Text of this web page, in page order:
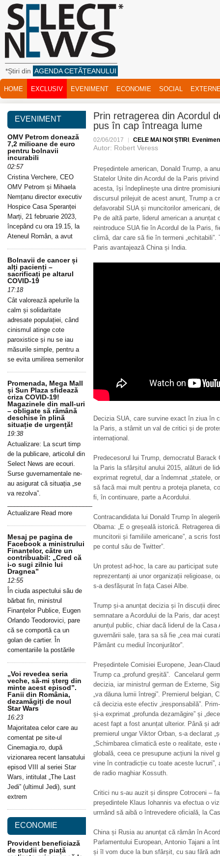
*Știri din AGENDA CETĂȚEANULUI
HOME EXCLUSIV EVENIMENT ECONOMIE SOCIAL
Prin retragerea din Acordul
pus în cap întreaga lume
02/06/2017 CELE MAI NOI ȘTIRI ,
Autor: Robert Veress
Președintele american, Donald Trump, a
Statelor Unite din Acordul de la Paris
acesta, își îndeplinește una dintre
discursul prilejuit de acest anunț, Trump a
defavorabil SUA și muncitorilor americani,
Pe de altă parte, liderul american a anunțat
reintroduce SUA fie în Acordul de la Paris,
climă, dar care să fie în termeni
Paris avantajează China și India.
Decizia SUA, care survine exact în ziua în
la Paris, a stârnit un val de critici și de
internațional.
Predecesorul lui Trump, democratul
la Paris la sfârșitul anului 2015, alături de
exprimat regretul, dar a îndemnat „statele,
să facă mai mult pentru a proteja planeta,
fi, în continuare, parte a Acordului.
Contracandidata lui Donald Trump în
Obama: „E o greșeală istorică. Retragerea
muncitorii și familiile americane”, a scris
pe contul său de Twitter”.
Un protest ad-hoc, la care au participat
reprezentanți ai unor organizații religioase,
s-a desfășurat în fața Casei Albe.
Trump și-a anunțat decizia și în discuții
semnatare a Acordului de la Paris, dar
anunțul public, chiar dacă liderul de la
guvernării sale, țara sa să fie „cea mai
Pământ cu mediul înconjurător”.
Președintele Comisiei Europene, Jean-
Trump ca „profund greșită”. Cancelarul
decizia, iar ministrul german de Externe,
„va dăuna lumii întregi”. Premierul belgian,
că decizia este efectiv „iresponsabilă”.
și-a exprimat „profunda dezamăgire” și
acest fapt a fost anunțat ulterior. Până și
premierul ungar Viktor Orban, s-a declarat
„Schimbarea climatică este o realitate,
globală, ceea ce presupune acțiuni la nivel
vine în contradicție cu toate aceste
de radio maghiar Kossuth.
Critici nu s-au auzit și dinspre Cotroceni –
președintele Klaus Iohannis va efectua o
urmând să aibă o întrevedere oficială, la
China și Rusia au anunțat că rămân în
Parlamentului European, Antonio Tajani a
și îl vom duce la bun sfârșit, cu sau fără
EVENIMENT
OMV Petrom donează
7,2 milioane de euro
pentru bolnavii
incurabili
02:57
Cristina Verchere, CEO
OMV Petrom și Mihaela
Nemțanu director executiv
Hospice Casa Speranței
Marți, 21 februarie 2023,
începând cu ora 19.15, la
Ateneul Român, a avut
Bolnavii de cancer și
alți pacienți –
sacrificați pe altarul
COVID-19
17:18
Cât valorează apelurile la
calm și solidaritate
adresate populației, când
cinismul atinge cote
paroxistice și nu se iau
măsurile simple, pentru a
se evita umilirea semenilor
Promenada, Mega Mall
și Sun Plaza sfidează
criza COVID-19!
Magazinele din mall-uri
– obligate să rămână
deschise în plină
situație de urgență!
19:38
Actualizare: La scurt timp
de la publicare, articolul din
Select News are ecouri.
Surse guvernamentale ne-
au asigurat că situația „se
va rezolva”.
Actualizare Read more
Mesaj pe pagina de
Facebook a ministrului
Finanțelor, către un
contribuabil: „Cred că
i-o sugi zilnic lui
Dragnea”
12:55
În ciuda aspectului său de
bărbat fin, ministrul
Finanțelor Publice, Eugen
Orlando Teodorovici, pare
că se comportă ca un
golan de cartier. În
comentariile la postările
„Voi revedea seria
veche, să-mi șterg din
minte acest episod”.
Fanii din România,
dezamăgiți de noul
Star Wars
16:23
Majoritatea celor care au
comentat pe site-ul
Cinemagia.ro, după
vizionarea recent lansatului
episod VIII al seriei Star
Wars, intitulat „The Last
Jedi” (ultimul Jedi), sunt
extrem
ECONOMIE
Provident beneficiază
de studii de piață